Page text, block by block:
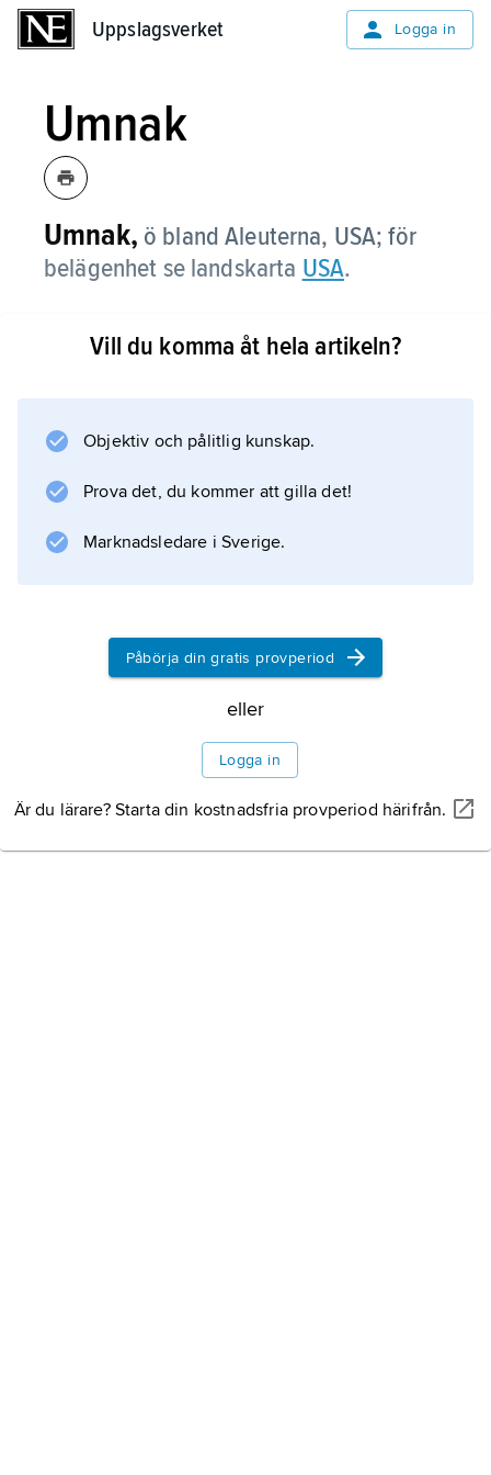
Uppslagsverket Logga in
Umnak
Umnak, ö bland Aleuterna, USA; för
belägenhet se landskarta USA.
Vill du komma åt hela artikeln?
Objektiv och pålitlig kunskap.
Prova det, du kommer att gilla det!
Marknadsledare i Sverige.
Påbörja din gratis provperiod
eller
Logga in
Är du lärare? Starta din kostnadsfria provperiod härifrån.